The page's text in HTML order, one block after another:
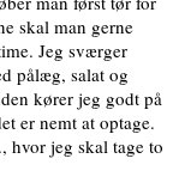
skal man gerne
Jeg sværger
pålæg, salat og
kører jeg godt på
er nemt at optage.
hvor jeg skal tage to